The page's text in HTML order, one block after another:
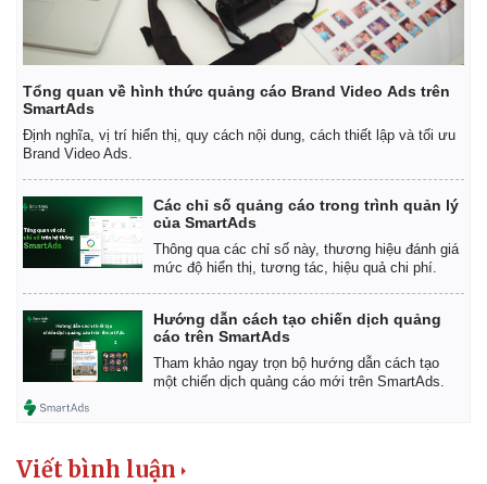
Tổng quan về hình thức quảng cáo Brand Video Ads trên
SmartAds
Định nghĩa, vị trí hiển thị, quy cách nội dung, cách thiết lập và tối ưu
Brand Video Ads.
Các chỉ số quảng cáo trong trình quản lý
của SmartAds
Thông qua các chỉ số này, thương hiệu đánh giá
mức độ hiển thị, tương tác, hiệu quả chi phí.
Hướng dẫn cách tạo chiến dịch quảng
cáo trên SmartAds
Tham khảo ngay trọn bộ hướng dẫn cách tạo
một chiến dịch quảng cáo mới trên SmartAds.
Viết bình luận